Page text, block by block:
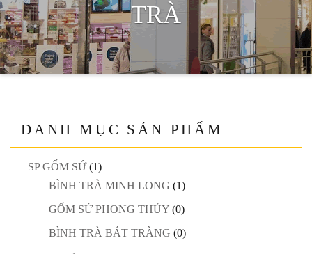
TRÀ
DANH MỤC SẢN PHẨM
SP GỐM SỨ (1)
BÌNH TRÀ MINH LONG (1)
GỐM SỨ PHONG THỦY (0)
BÌNH TRÀ BÁT TRÀNG (0)